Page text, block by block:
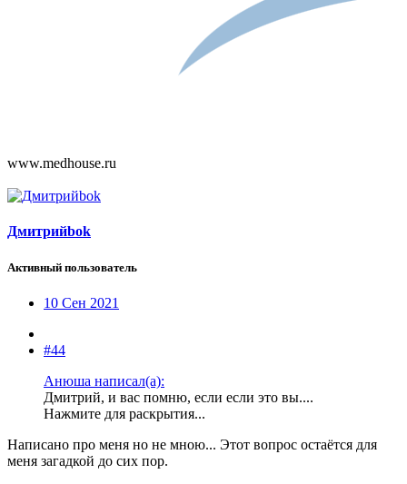
www.medhouse.ru
Дмитрийbok
Активный пользователь
10 Сен 2021
#44
Анюша написал(а):
Дмитрий, и вас помню, если если это вы....
Нажмите для раскрытия...
Написано про меня но не мною... Этот вопрос остаётся для
меня загадкой до сих пор.